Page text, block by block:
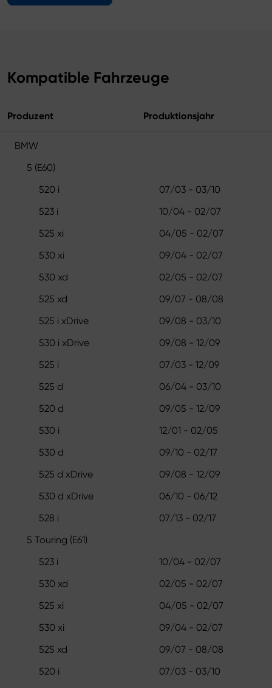
Kompatible Fahrzeuge
Produzent Produktionsjahr
BMW
5 (E60)
520 i
07/03 - 03/10
523 i
10/04 - 02/07
525 xi
04/05 - 02/07
530 xi
09/04 - 02/07
530 xd
02/05 - 02/07
525 xd
09/07 - 08/08
525 i xDrive
09/08 - 03/10
530 i xDrive
09/08 - 12/09
525 i
07/03 - 12/09
525 d
06/04 - 03/10
520 d
09/05 - 12/09
530 i
12/01 - 02/05
530 d
09/10 - 02/17
525 d xDrive
09/08 - 12/09
530 d xDrive
06/10 - 06/12
528 i
07/13 - 02/17
5 Touring (E61)
523 i
10/04 - 02/07
530 xd
02/05 - 02/07
525 xi
04/05 - 02/07
530 xi
09/04 - 02/07
525 xd
09/07 - 08/08
520 i
07/03 - 03/10